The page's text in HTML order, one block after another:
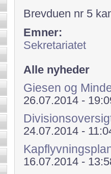
Brevduen nr 5
Emner:
Sekretariatet
Alle nyheder
Giesen og
26.07.2014 -
24.07.2014 -
16.07.2014 -